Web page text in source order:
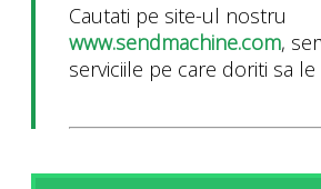
Cautati pe site-ul nostru
www.sendmachine.com,
serviciile pe care doriti sa le